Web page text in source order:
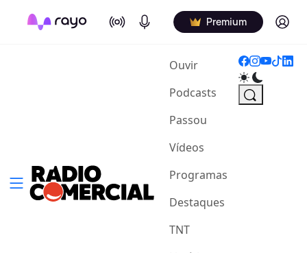
On Air Podcasts Premium Log in
Ouvir(current)
Podcasts
Passou
Vídeos
Programas
Destaques
TNT